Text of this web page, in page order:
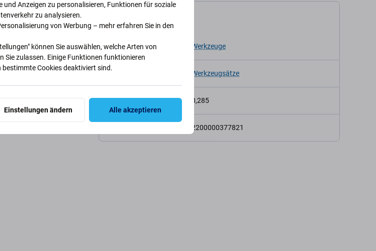
für
zu 36 verschiedene Bits
das passende Bit.
auch CAT-, Oppo-,
Schraubendreher-Set
Spezifikation
Werkzeugtyp Werkzeuge
Werkzeugsätze
Nettogewicht (kg) 0,285
2200000377821
und Anzeigen zu personalisieren, Funktionen für soziale
zu analysieren.
von Werbung – mehr erfahren Sie in den
können Sie auswählen, welche Arten von
Sie zulassen. Einige Funktionen funktionieren
Cookies deaktiviert sind.
Einstellungen ändern Alle akzeptieren